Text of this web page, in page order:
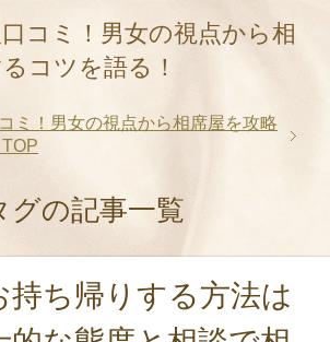
コミ！男女の視点から相
コツを語る！
ミ！男女の視点から相席屋を攻略
TOP
グの記事一覧
持ち帰りする方法は